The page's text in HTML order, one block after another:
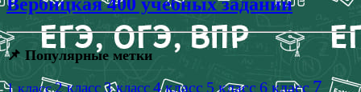
Вербицкая 400 учебных заданий
📌 Популярные метки
1 класс 2 класс3 класс4 класс 5 класс 6 класс 7